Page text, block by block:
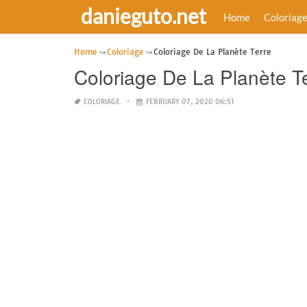
danieguto.net Home Coloriage
Home Coloriage Coloriage De La Planète Terre
Coloriage De La Planète
COLORIAGE FEBRUARY 07, 2020 06:51